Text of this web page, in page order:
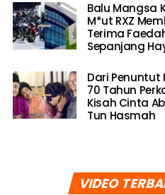
Balu Mangsa
M*ut RXZ
Terima Faedah
Sepanjang
Dari Penuntut
70 Tahun
Kisah Cinta
Tun Hasmah
VIDEO